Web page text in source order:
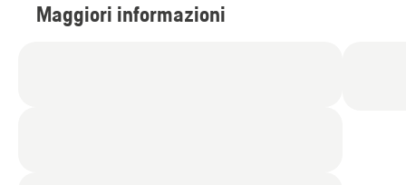
Maggiori informazioni